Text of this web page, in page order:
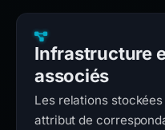
Infrastructure
associés
Les relations
attribut de